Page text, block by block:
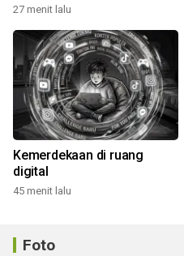
27 menit lalu
Kemerdekaan di ruang
digital
45 menit lalu
Foto